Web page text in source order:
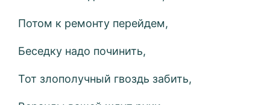
Потом к ремонту перейдем,
Беседку надо починить,
Тот злополучный гвоздь забить,